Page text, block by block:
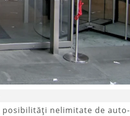
posibilități nelimitate de auto-